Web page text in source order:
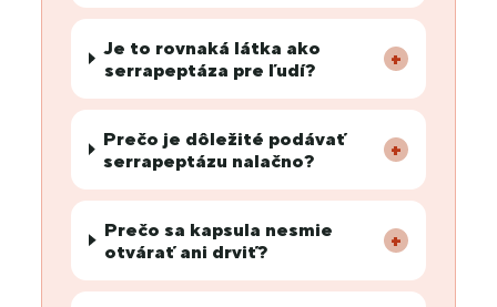
Je to rovnaká látka ako
serrapeptáza pre ľudí?
+
Prečo je dôležité podávať
serrapeptázu nalačno?
+
Prečo sa kapsula nesmie
otvárať ani drviť?
+